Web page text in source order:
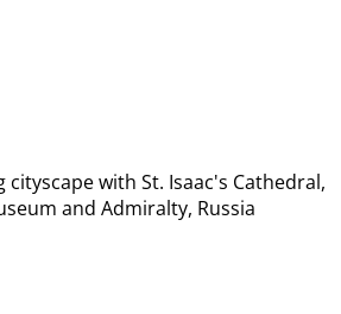
cityscape with St. Isaac's Cathedral,
and Admiralty, Russia